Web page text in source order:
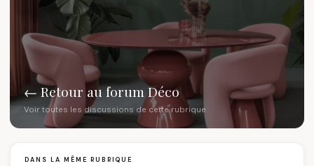
← Retour au forum Déco
Voir toutes les discussions de cette rubrique
DANS LA MÊME RUBRIQUE